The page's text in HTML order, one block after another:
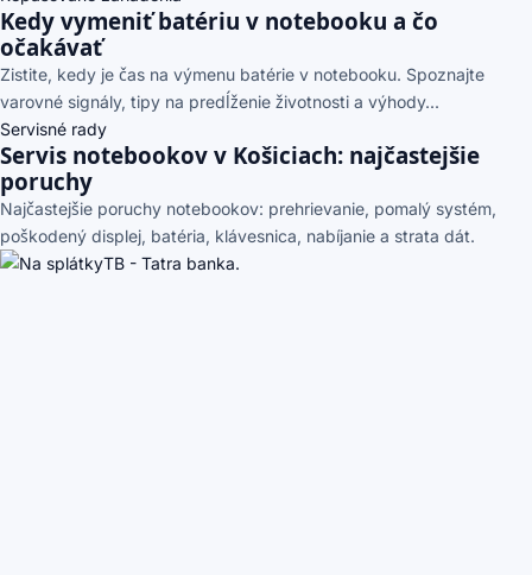
Kedy vymeniť batériu v notebooku a čo
očakávať
Zistite, kedy je čas na výmenu batérie v notebooku. Spoznajte
varovné signály, tipy na predĺženie životnosti a výhody...
Servisné rady
Servis notebookov v Košiciach: najčastejšie
poruchy
Najčastejšie poruchy notebookov: prehrievanie, pomalý systém,
poškodený displej, batéria, klávesnica, nabíjanie a strata dát.